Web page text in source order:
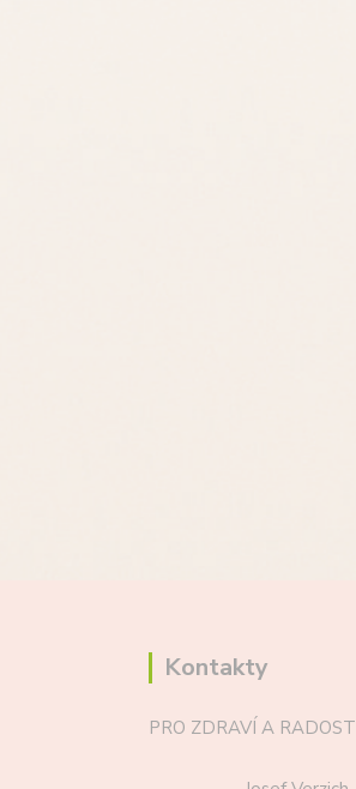
Kontakty
PRO ZDRAVÍ A RADOST